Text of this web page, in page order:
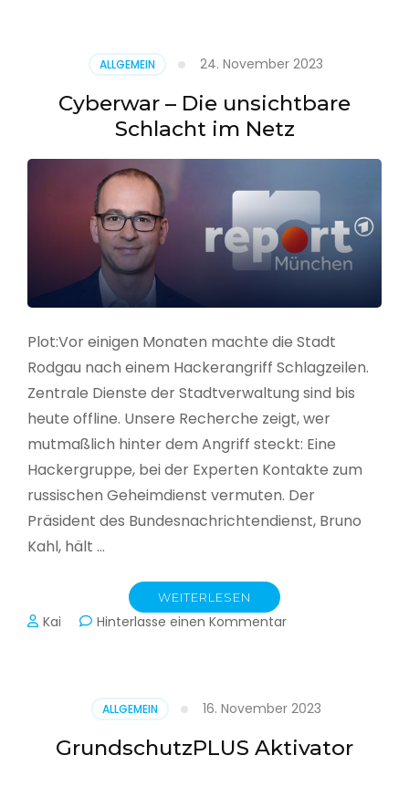
ALLGEMEIN 24. November 2023
Cyberwar – Die unsichtbare
Schlacht im Netz
Plot:Vor einigen Monaten machte die Stadt
Rodgau nach einem Hackerangriff Schlagzeilen.
Zentrale Dienste der Stadtverwaltung sind bis
heute offline. Unsere Recherche zeigt, wer
mutmaßlich hinter dem Angriff steckt: Eine
Hackergruppe, bei der Experten Kontakte zum
russischen Geheimdienst vermuten. Der
Präsident des Bundesnachrichtendienst, Bruno
Kahl, hält …
WEITERLESEN
Kai Hinterlasse einen Kommentarzu
Schlacht
im
Netz
ALLGEMEIN 16. November 2023
GrundschutzPLUS Aktivator